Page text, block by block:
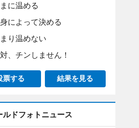
に温める
によって決める
り温めない
、チンしません！
票する 結果を見る
ルドフォトニュース